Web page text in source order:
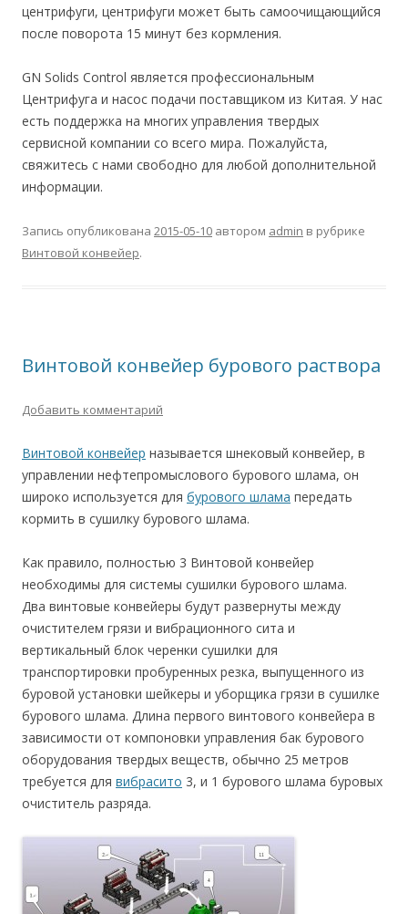
центрифуги, центрифуги может быть самоочищающийся
после поворота 15 минут без кормления.
GN Solids Control является профессиональным
Центрифуга и насос подачи поставщиком из Китая. У нас
есть поддержка на многих управления твердых
сервисной компании со всего мира. Пожалуйста,
свяжитесь с нами свободно для любой дополнительной
информации.
Запись опубликована 2015-05-10 автором admin в рубрике
Винтовой конвейер.
Винтовой конвейер бурового раствора
Добавить комментарий
Винтовой конвейер называется шнековый конвейер, в
управлении нефтепромыслового бурового шлама, он
широко используется для бурового шлама передать
кормить в сушилку бурового шлама.
Как правило, полностью 3 Винтовой конвейер
необходимы для системы сушилки бурового шлама.
Два винтовые конвейеры будут развернуты между
очистителем грязи и вибрационного сита и
вертикальный блок черенки сушилки для
транспортировки пробуренных резка, выпущенного из
буровой установки шейкеры и уборщика грязи в сушилке
бурового шлама. Длина первого винтового конвейера в
зависимости от компоновки управления бак бурового
оборудования твердых веществ, обычно 25 метров
требуется для вибрасито 3, и 1 бурового шлама буровых
очиститель разряда.